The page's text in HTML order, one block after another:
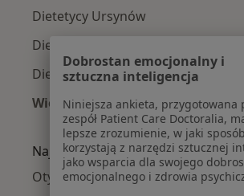
Dietetycy Ursynów
Dietetycy Wola
Dietetycy Praga-Południe
Więcej (14)
Więcej w kategorii:
Najczęście leczone choroby
Otyłość w Warszawie
Dobrostan emocjonalny i
sztuczna inteligencja
Niniejsza ankieta, przygotowana
zespół Patient Care Doctoralia,
lepsze zrozumienie, w jaki
korzystają z narzędzi sztucznej
jako wsparcia dla swojego
emocjonalnego i zdrowia